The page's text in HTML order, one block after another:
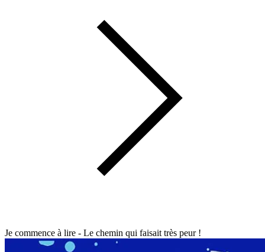
Je commence à lire - Le chemin qui faisait très peur !